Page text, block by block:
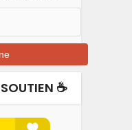
☕️